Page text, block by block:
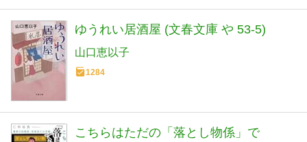
ゆうれい居酒屋 (文春文庫 や 53-5)
山口恵以子
1284
こちらはただの「落とし物係」で